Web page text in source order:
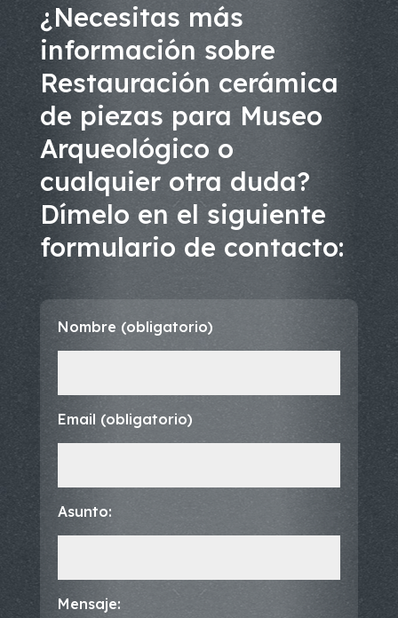
¿Necesitas más
información sobre
Restauración cerámica
de piezas para Museo
Arqueológico o
cualquier otra duda?
Dímelo en el siguiente
formulario de contacto:
Nombre (obligatorio)
Email (obligatorio)
Asunto:
Mensaje: